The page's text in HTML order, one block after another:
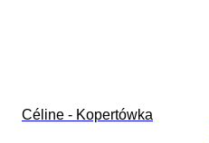
Céline - Kopertówka